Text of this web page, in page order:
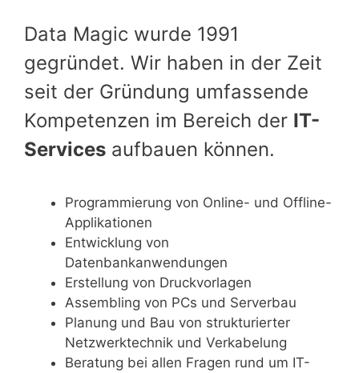
Data Magic wurde 1991
gegründet. Wir haben in der Zeit
seit der Gründung umfassende
Kompetenzen im Bereich der IT-
Services aufbauen können.
Programmierung von Online- und Offline-
Applikationen
Entwicklung von
Datenbankanwendungen
Erstellung von Druckvorlagen
Assembling von PCs und Serverbau
Planung und Bau von strukturierter
Netzwerktechnik und Verkabelung
Beratung bei allen Fragen rund um IT-